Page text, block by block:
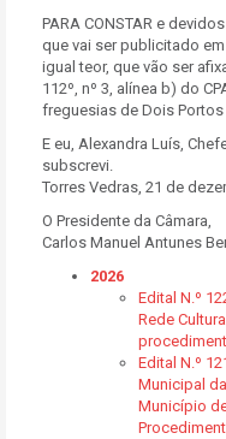
PARA CONSTAR e
que vai ser publicitado
igual teor, que vão ser
112º, nº 3, alínea b) do
freguesias de Dois Portos
E eu, Alexandra Luís,
subscrevi.
Torres Vedras, 21 de
O Presidente da Câmara,
Carlos Manuel Antunes
2026
Edital N.º
Rede
Edital N.º
Municipal
Município